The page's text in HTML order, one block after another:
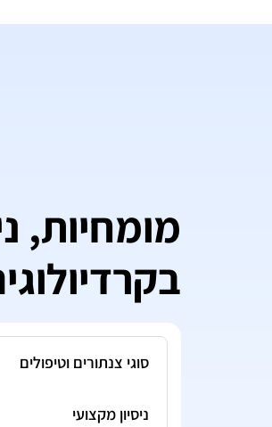
מומחיות,
סוגי צנתורים וטיפולים
ניסיון מקצועי